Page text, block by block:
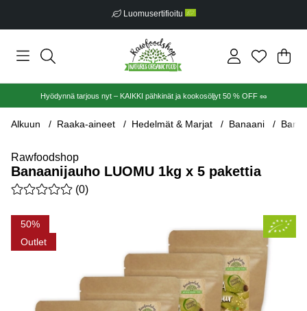
Luomusertifioitu
.
Hyödynnä tarjous nyt – KAIKKI pähkinät ja kookosöljyt 50 % OFF 🥜
Alkuun Raaka-aineet Hedelmät & Marjat Banaani
Rawfoodshop
Banaanijauho LUOMU 1kg x 5 pakettia
Keskiarvoluokitus 0 / 5 Arvioiden määrä 0
(0)
50
Outlet
Tuotekuvat Banaanijauho LUOMU 1kg x 5 pakettia